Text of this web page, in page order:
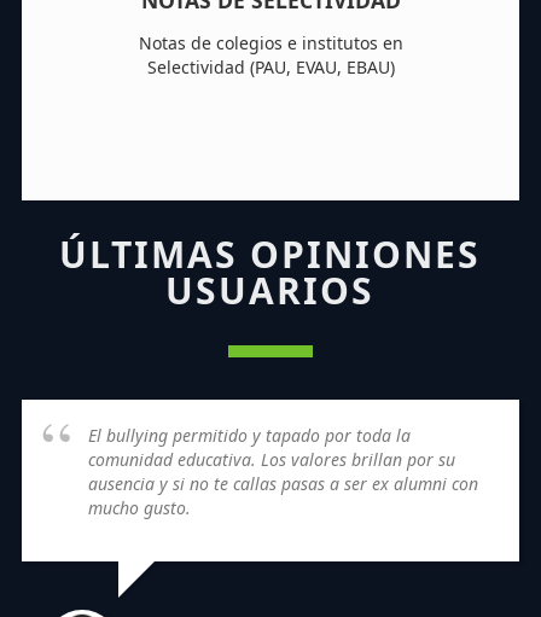
Notas de colegios e institutos en
Selectividad (PAU, EVAU, EBAU)
ÚLTIMAS OPINIONES
USUARIOS
El bullying permitido y tapado por toda la
comunidad educativa. Los valores brillan por su
ausencia y si no te callas pasas a ser ex alumni con
mucho gusto.